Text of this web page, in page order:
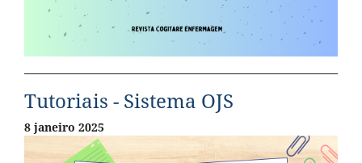
Tutoriais - Sistema OJS
8 janeiro 2025